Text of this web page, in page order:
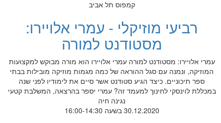
קמפוס תל אביב
רביעי מוזיקלי - עמרי אלויירו:
מסטודנט למורה
עמרי אלויירו: מסטודנט למורה עמרי אלויירו הוא מורה מבוקש למקצועות
המוזיקה, ונמנה עם סגל ההוראה של כמה מגמות מוזיקה מובילות בבתי
ספר תיכוניים. כיצד הגיע סטודנט אשר סיים את לימודיו לפני שנה
במכללת לוינסקי לחינוך למעמד זה? עמרי יספר בהרצאה, המשלבת קטעי
נגינה חיה
30.12.2020 בשעה 16:00-14:30